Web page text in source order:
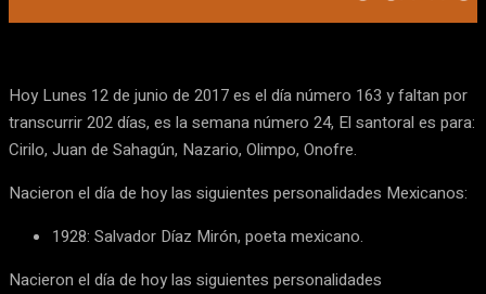
Hoy Lunes 12 de junio de 2017 es el día número 163 y faltan por
transcurrir 202 días, es la semana número 24, El santoral es para:
Cirilo, Juan de Sahagún, Nazario, Olimpo, Onofre.
Nacieron el día de hoy las siguientes personalidades Mexicanos:
1928: Salvador Díaz Mirón, poeta mexicano.
Nacieron el día de hoy las siguientes personalidades